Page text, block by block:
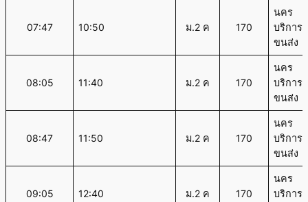
07:47 10:50 ม.2 ค 170
นคร
บริการ
ขนส่ง
08:05 11:40 ม.2 ค 170
นคร
บริการ
ขนส่ง
08:47 11:50 ม.2 ค 170
นคร
บริการ
ขนส่ง
09:05 12:40 ม.2 ค 170
นคร
บริการ